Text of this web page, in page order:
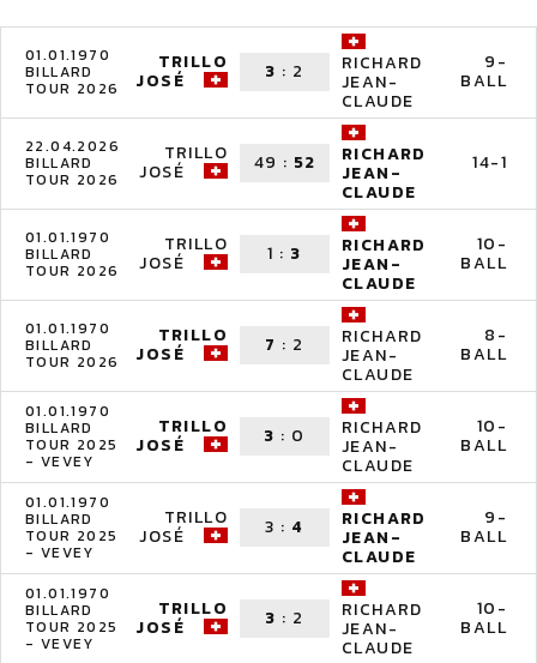
01.01.1970
BILLARD
TOUR 2026
TRILLO
JOSÉ 3 : 2 RICHARD
JEAN-
CLAUDE
9-
BALL
22.04.2026
BILLARD
TOUR 2026
TRILLO
JOSÉ 49 : 52 RICHARD
JEAN-
CLAUDE
14-1
01.01.1970
BILLARD
TOUR 2026
TRILLO
JOSÉ 1 : 3 RICHARD
JEAN-
CLAUDE
10-
BALL
01.01.1970
BILLARD
TOUR 2026
TRILLO
JOSÉ 7 : 2 RICHARD
JEAN-
CLAUDE
8-
BALL
01.01.1970
BILLARD
TOUR 2025
- VEVEY
TRILLO
JOSÉ 3 : 0 RICHARD
JEAN-
CLAUDE
10-
BALL
01.01.1970
BILLARD
TOUR 2025
- VEVEY
TRILLO
JOSÉ 3 : 4 RICHARD
JEAN-
CLAUDE
9-
BALL
01.01.1970
BILLARD
TOUR 2025
- VEVEY
TRILLO
JOSÉ 3 : 2 RICHARD
JEAN-
CLAUDE
10-
BALL